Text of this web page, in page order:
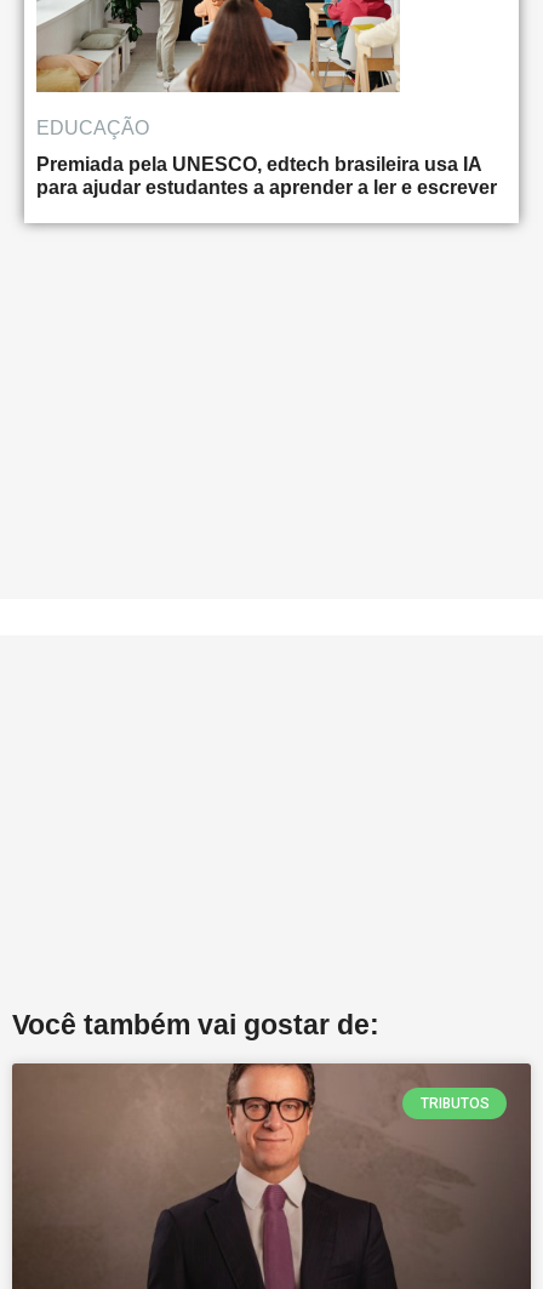
EDUCAÇÃO
Premiada pela UNESCO, edtech brasileira usa IA
para ajudar estudantes a aprender a ler e escrever
Você também vai gostar de:
TRIBUTOS